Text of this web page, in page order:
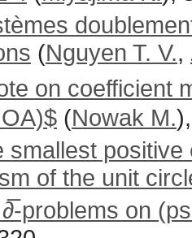
(Nguyen T. V.,
on coefficient
(Nowak M.
smallest
of the unit
problems on